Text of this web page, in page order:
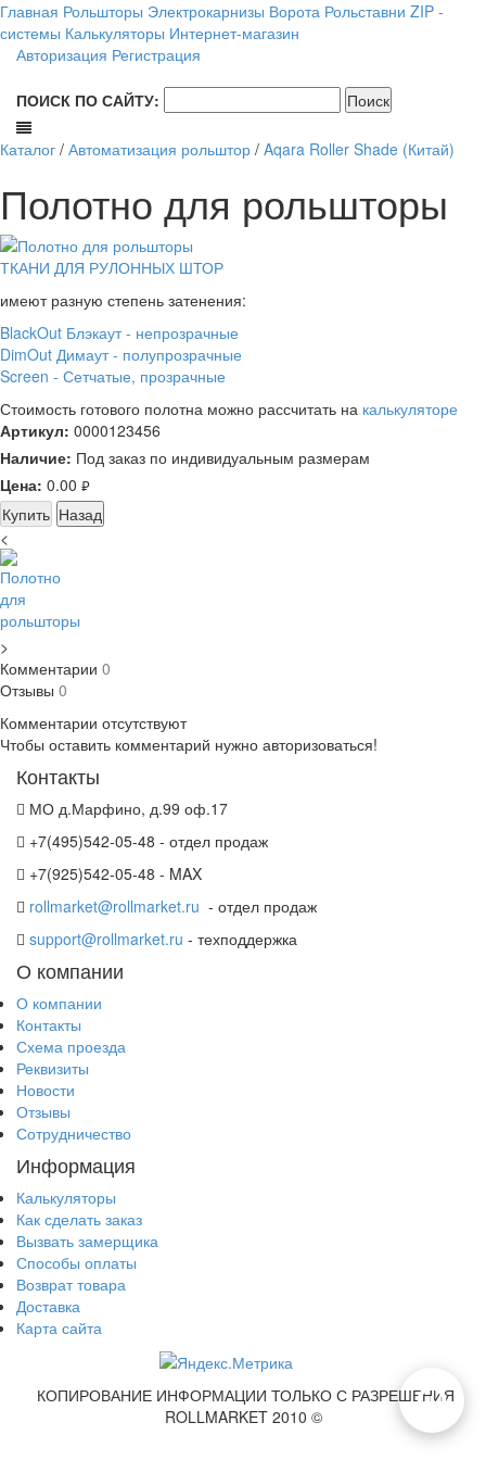
Главная Рольшторы Электрокарнизы Ворота Рольставни ZIP -
системы Калькуляторы Интернет-магазин
Авторизация Регистрация
ПОИСК ПО САЙТУ:
Каталог / Автоматизация рольштор / Aqara Roller Shade (Китай)
Полотно для рольшторы
ТКАНИ ДЛЯ РУЛОННЫХ ШТОР
имеют разную степень затенения:
BlackOut Блэкаут - непрозрачные
DimOut Димаут - полупрозрачные
Screen - Сетчатые, прозрачные
Стоимость готового полотна можно рассчитать на калькуляторе
Артикул: 0000123456
Наличие: Под заказ по индивидуальным размерам
Цена: 0.00 руб.
Купить Назад
<
>
Комментарии 0
Отзывы 0
Комментарии отсутствуют
Чтобы оставить комментарий нужно авторизоваться!
Контакты
МО д.Марфино, д.99 оф.17
+7(495)542-05-48 - отдел продаж
+7(925)542-05-48 - MAX
rollmarket@rollmarket.ru - отдел продаж
support@rollmarket.ru - техподдержка
О компании
О компании
Контакты
Схема проезда
Реквизиты
Новости
Отзывы
Сотрудничество
Информация
Калькуляторы
Как сделать заказ
Вызвать замерщика
Способы оплаты
Возврат товара
Доставка
Карта сайта
КОПИРОВАНИЕ ИНФОРМАЦИИ ТОЛЬКО С РАЗРЕШЕНИЯ
ROLLMARKET 2010 ©